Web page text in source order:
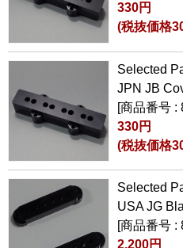
330円
(税抜価格
Selected
JPN JB
[商品番号 :
330円
(税抜価格
Selected
USA JG
[商品番号 :
2,200円